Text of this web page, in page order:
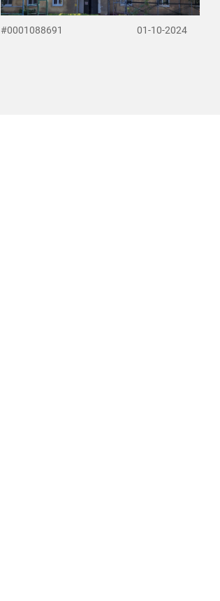
#0001088691 01-10-2024